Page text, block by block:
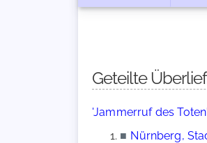
Geteilte
'Jammerruf des Toten'
■ Nürnberg,